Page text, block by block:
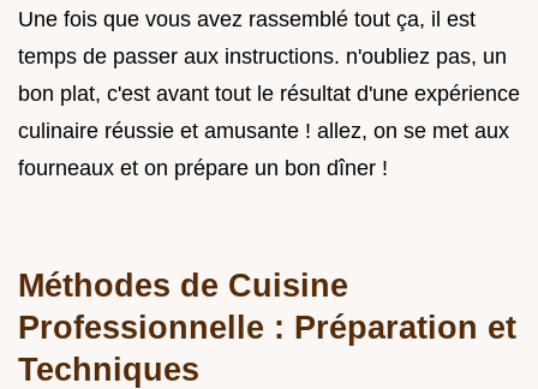
Une fois que vous avez rassemblé tout ça, il est
temps de passer aux instructions. n'oubliez pas, un
bon plat, c'est avant tout le résultat d'une expérience
culinaire réussie et amusante ! allez, on se met aux
fourneaux et on prépare un bon dîner !
Méthodes de Cuisine
Professionnelle : Préparation et
Techniques